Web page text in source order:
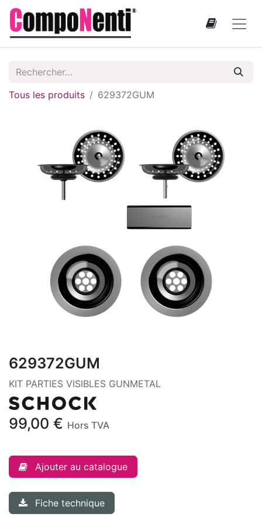
Tous les produits 629372GUM
629372GUM
KIT PARTIES VISIBLES GUNMETAL
99,00 € Hors TVA
Ajouter au catalogue
Fiche technique